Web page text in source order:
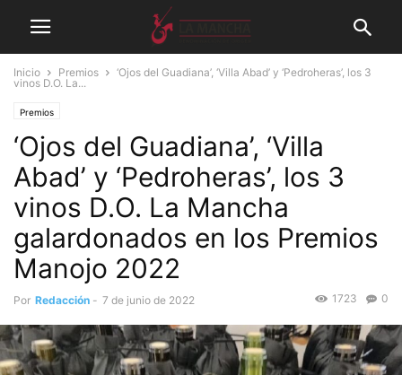
Inicio Premios
‘Ojos del Guadiana’, ‘Villa Abad’ y ‘Pedroheras’, los 3
vinos D.O. La...
Premios
‘Ojos del Guadiana’, ‘Villa
Abad’ y ‘Pedroheras’, los 3
vinos D.O. La Mancha
galardonados en los Premios
Manojo 2022
Por Redacción - 7 de junio de 2022 0
1723